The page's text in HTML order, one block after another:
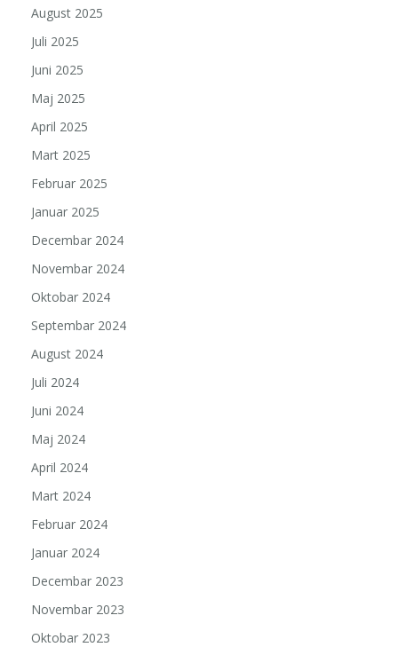
August 2025
Juli 2025
Juni 2025
Maj 2025
April 2025
Mart 2025
Februar 2025
Januar 2025
Decembar 2024
Novembar 2024
Oktobar 2024
Septembar 2024
August 2024
Juli 2024
Juni 2024
Maj 2024
April 2024
Mart 2024
Februar 2024
Januar 2024
Decembar 2023
Novembar 2023
Oktobar 2023